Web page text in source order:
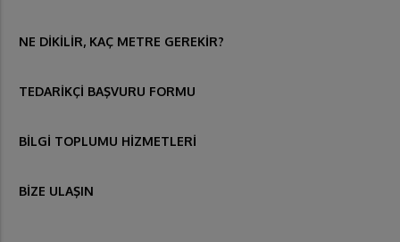
NE DİKİLİR, KAÇ METRE GEREKİR?
TEDARİKÇİ BAŞVURU FORMU
BİLGİ TOPLUMU HİZMETLERİ
BİZE ULAŞIN